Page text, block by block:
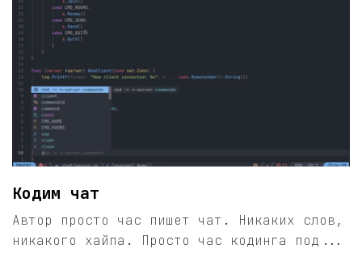
Кодим чат
Автор просто час пишет чат. Никаких слов,
никакого хайпа. Просто час кодинга под...